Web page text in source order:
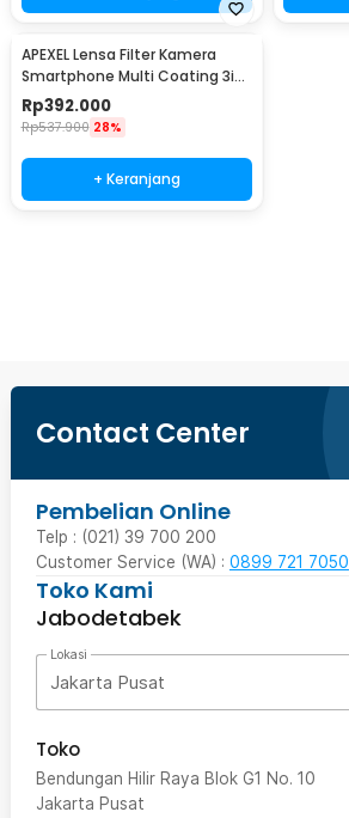
APEXEL Lensa Filter Kamera
Smartphone Multi Coating 3in1
Clip 67mm - APL-67FL3S
Rp392.000
Rp537.900 28%
+ Keranjang
Contact Center
Pembelian Online
Telp : (021) 39 700 200
Customer Service (WA) : 0899 721 7050
Toko Kami
Jabodetabek
Lokasi
Jakarta Pusat
Toko
Bendungan Hilir Raya Blok G1 No. 10
Jakarta Pusat